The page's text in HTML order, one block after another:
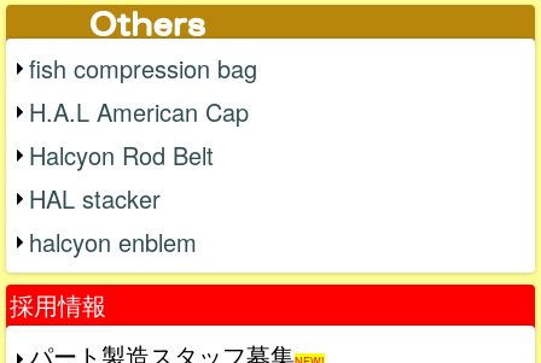
fish compression bag
H.A.L American Cap
Halcyon Rod Belt
HAL stacker
halcyon enblem
採用情報
パート製造スタッフ募集